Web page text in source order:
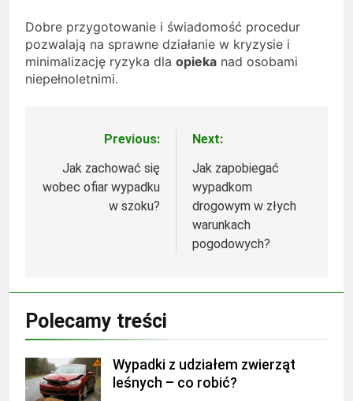
Dobre przygotowanie i świadomość procedur
pozwalają na sprawne działanie w kryzysie i
minimalizację ryzyka dla opieka nad osobami
niepełnoletnimi.
Nawigacja
wpisu
Previous:
Jak zachować się
wobec ofiar wypadku
w szoku?
Next:
Jak zapobiegać
wypadkom
drogowym w złych
warunkach
pogodowych?
Polecamy treści
Wypadki z udziałem zwierząt
leśnych – co robić?